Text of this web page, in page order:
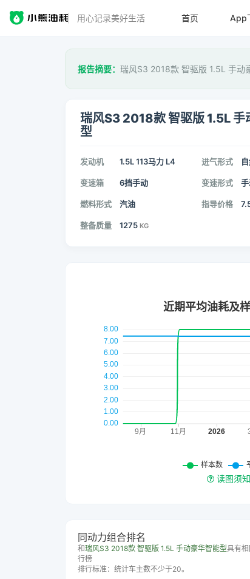
用心记录美好生活 首页 App
报告摘要： 瑞风S3 2018款 智驱版 1.5L 手动
瑞风S3 2018款 智驱版 1.5L 手
型
发动机 1.5L 113马力 L4 进气形式
变速箱 6挡手动 变速形式
燃料形式 汽油 指导价格
整备质量 1275 KG
读图须知
同动力组合排名
和瑞风S3 2018款 智驱版 1.5L 手动豪华智能型具有
行榜
排行标准：统计车主数不少于20。